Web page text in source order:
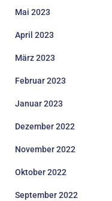
Mai 2023
April 2023
März 2023
Februar 2023
Januar 2023
Dezember 2022
November 2022
Oktober 2022
September 2022